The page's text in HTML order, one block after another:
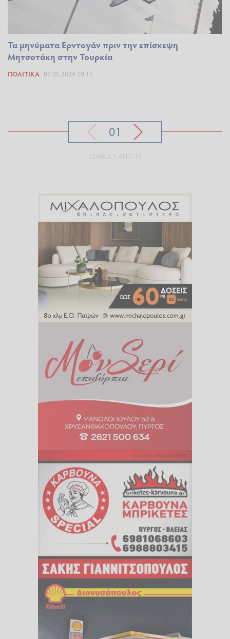
Τα μηνύματα Ερντογάν πριν την επίσκεψη
Μητσοτάκη στην Τουρκία
ΠΟΛΙΤΙΚΆ 07.05.2024 10:17
01
ΣΕΛΊΔΑ 1 ΑΠΌ 15